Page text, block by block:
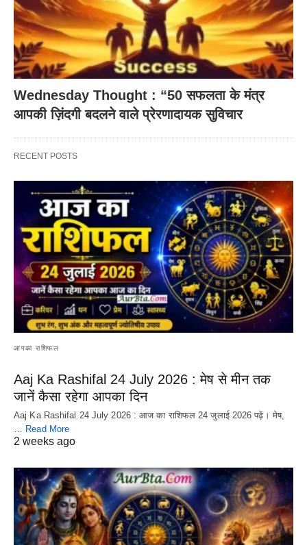
Wednesday Thought : “50 सफलता के मंत्र
आपकी ज़िंदगी बदलने वाले प्रेरणादायक सुविचार
RECENT POSTS
आपका राशिफल
Aaj Ka Rashifal 24 July 2026 : मेष से मीन तक
जानें कैसा रहेगा आपका दिन
Aaj Ka Rashifal 24 July 2026 : आज का राशिफल 24 जुलाई 2026 पढ़ें। मेष,
Read More
2 weeks ago